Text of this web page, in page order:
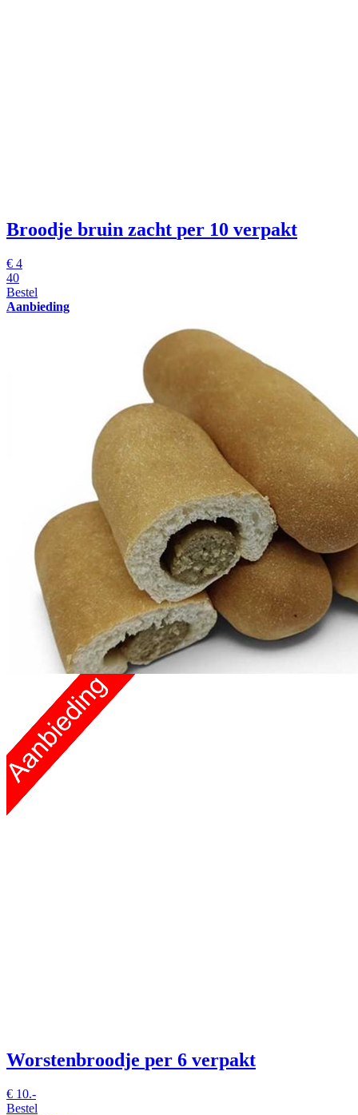
Broodje bruin zacht per 10 verpakt
€ 4
40
Bestel
Aanbieding
Worstenbroodje per 6 verpakt
€ 10.-
Bestel